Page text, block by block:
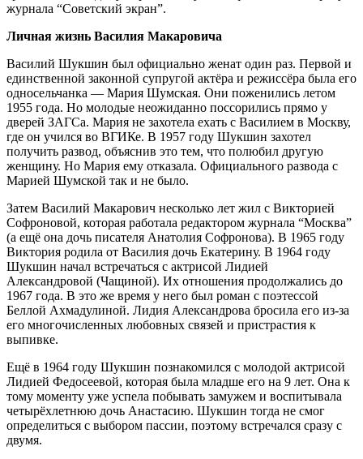
журнала “Советский экран”.
Личная жизнь Василия Макаровича
Василий Шукшин был официально женат один раз. Первой и
единственной законной супругой актёра и режиссёра была его
односельчанка — Мария Шумская. Они поженились летом
1955 года. Но молодые неожиданно поссорились прямо у
дверей ЗАГСа. Мария не захотела ехать с Василием в Москву,
где он учился во ВГИКе. В 1957 году Шукшин захотел
получить развод, объяснив это тем, что полюбил другую
женщину. Но Мария ему отказала. Официального развода с
Марией Шумской так и не было.
Затем Василий Макарович несколько лет жил с Викторией
Софроновой, которая работала редактором журнала “Москва”
(а ещё она дочь писателя Анатолия Софронова). В 1965 году
Виктория родила от Василия дочь Екатерину. В 1964 году
Шукшин начал встречаться с актрисой Лидией
Александровой (Чащиной). Их отношения продолжались до
1967 года. В это же время у него был роман с поэтессой
Беллой Ахмадулиной. Лидия Александрова бросила его из-за
его многочисленных любовных связей и пристрастия к
выпивке.
Ещё в 1964 году Шукшин познакомился с молодой актрисой
Лидией Федосеевой, которая была младше его на 9 лет. Она к
тому моменту уже успела побывать замужем и воспитывала
четырёхлетнюю дочь Анастасию. Шукшин тогда не смог
определиться с выбором пассии, поэтому встречался сразу с
двумя.